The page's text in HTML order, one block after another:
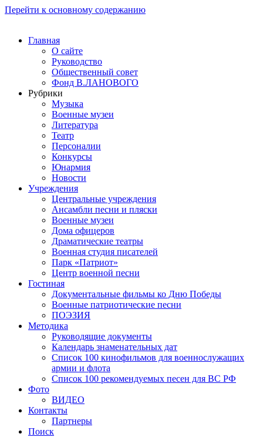
Перейти к основному содержанию
Главная
О сайте
Руководство
Общественный совет
Фонд В.ЛАНОВОГО
Рубрики
Музыка
Военные музеи
Литература
Театр
Персоналии
Конкурсы
Юнармия
Новости
Учреждения
Центральные учреждения
Ансамбли песни и пляски
Военные музеи
Дома офицеров
Драматические театры
Военная студия писателей
Парк «Патриот»
Центр военной песни
Гостиная
Документальные фильмы ко Дню Победы
Военные патриотические песни
ПОЭЗИЯ
Методика
Руководящие документы
Календарь знаменательных дат
Список 100 кинофильмов для военнослужащих
армии и флота
Список 100 рекомендуемых песен для ВС РФ
Фото
ВИДЕО
Контакты
Партнеры
Поиск